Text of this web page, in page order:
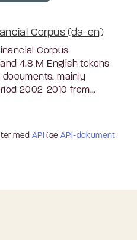
Corpus (da-en)
Corpus
4.8 M English tokens
mainly
2002-2010 from...
med API (seAPI-dokument